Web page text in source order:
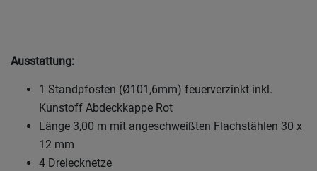
Ausstattung:
1 Standpfosten (Ø101,6mm) feuerverzinkt inkl.
Kunstoff Abdeckkappe Rot
Länge 3,00 m mit angeschweißten Flachstählen 30 x
12 mm
4 Dreiecknetze